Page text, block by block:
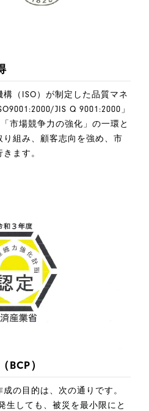
（ISO）が制定した品質マネ
JIS Q 9001:2000」
市場競争力の強化」の一環と
り組み、顧客志向を強め、市
ます。
）
の目的は、次の通りです。
生しても、被災を最小限にと